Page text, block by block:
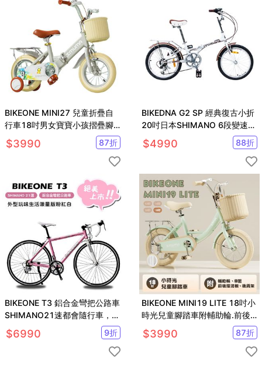
BIKEONE MINI27 兒童折疊自
行車18吋男女寶寶小孩摺疊腳
踏單車後貨架版款顏色可愛清新
$3990 87折
BIKEDNA G2 SP 經典復古小折
20吋日本SHIMANO 6段變速折
疊車文青有型城市漫游
$4990 88折
BIKEONE T3 鋁合金彎把公路車
SHIMANO21速都會隨行車，限
量版粉紅白，絕美上市
$6990 9折
BIKEONE MINI19 LITE 18吋小
時光兒童腳踏車附輔助輪.前後
擋泥板後貨架兒童自行車
$3990 87折